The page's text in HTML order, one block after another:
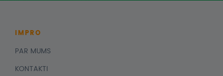
IMPRO
PAR MUMS
KONTAKTI